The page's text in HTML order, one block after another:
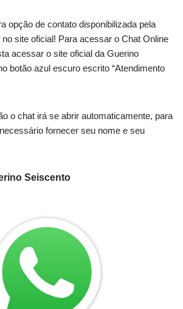
opção de contato disponibilizada pela
site oficial! Para acessar o Chat Online
acessar o site oficial da Guerino
botão azul escuro escrito “Atendimento
o chat irá se abrir automaticamente, para
fornecer seu nome e seu
Seiscento